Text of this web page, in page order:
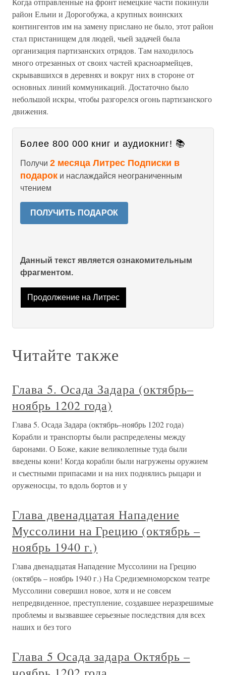
район Ельни и Дорогобужа, а крупных воинских
контингентов им на замену прислано не было, этот район
стал пристанищем для людей, чьей задачей была
организация партизанских отрядов. Там находилось
много отрезанных от своих частей красноармейцев,
скрывавшихся в деревнях и вокруг них в стороне от
основных линий коммуникаций. Достаточно было
небольшой искры, чтобы разгорелся огонь партизанского
движения.
Более 800 000 книг и аудиокниг! 📚
Получи 2 месяца Литрес Подписки в
подарок и наслаждайся неограниченным
чтением
ПОЛУЧИТЬ ПОДАРОК
Данный текст является ознакомительным
фрагментом.
Продолжение на Литрес
Читайте также
Глава 5. Осада Задара (октябрь–
ноябрь 1202 года)
Глава 5. Осада Задара (октябрь–ноябрь 1202 года)
Корабли и транспорты были распределены между
баронами. О Боже, какие великолепные туда были
введены кони! Когда корабли были нагружены оружием
и съестными припасами и на них поднялись рыцари и
оруженосцы, то вдоль бортов и у
Глава двенадцатая Нападение
Муссолини на Грецию (октябрь –
ноябрь 1940 г.)
Глава двенадцатая Нападение Муссолини на Грецию
(октябрь – ноябрь 1940 г.) На Средиземноморском театре
Муссолини совершил новое, хотя и не совсем
непредвиденное, преступление, создавшее неразрешимые
проблемы и вызвавшее серьезные последствия для всех
наших и без того
Глава 5 Осада задара Октябрь –